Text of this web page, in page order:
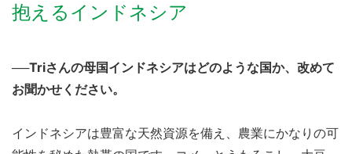
抱えるインドネシア
──Triさんの母国インドネシアはどのような国か、改めて
お聞かせください。
インドネシアは豊富な天然資源を備え、農業にかなりの可